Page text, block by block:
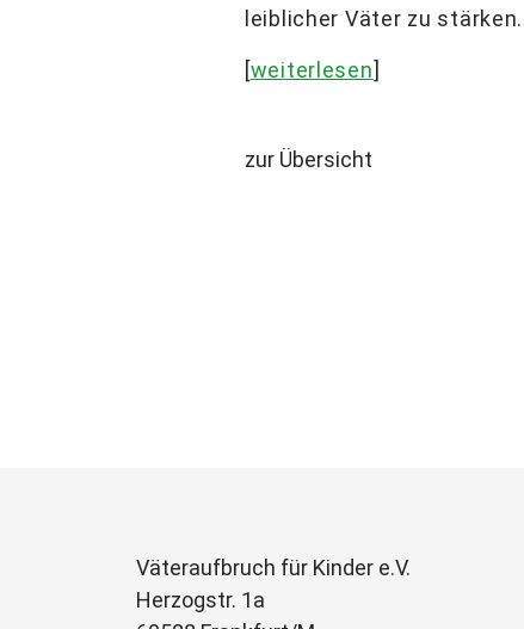
leiblicher Väter zu stärken.
[weiterlesen]
zur Übersicht
Väteraufbruch für Kinder e.V.
Herzogstr. 1a